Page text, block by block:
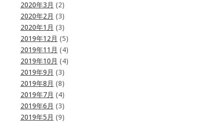
2020年3月 (2)
2020年2月 (3)
2020年1月 (3)
2019年12月 (5)
2019年11月 (4)
2019年10月 (4)
2019年9月 (3)
2019年8月 (8)
2019年7月 (4)
2019年6月 (3)
2019年5月 (9)